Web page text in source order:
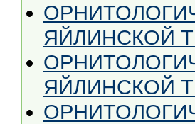
ЯЙЛИНСКОЙ
ЯЙЛИНСКОЙ